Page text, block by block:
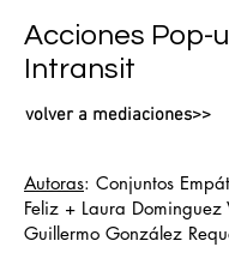
Acciones Pop-
Intransit
volver a mediaciones>>
Autoras: Conjuntos
Feliz + Laura Dominguez
Guillermo González